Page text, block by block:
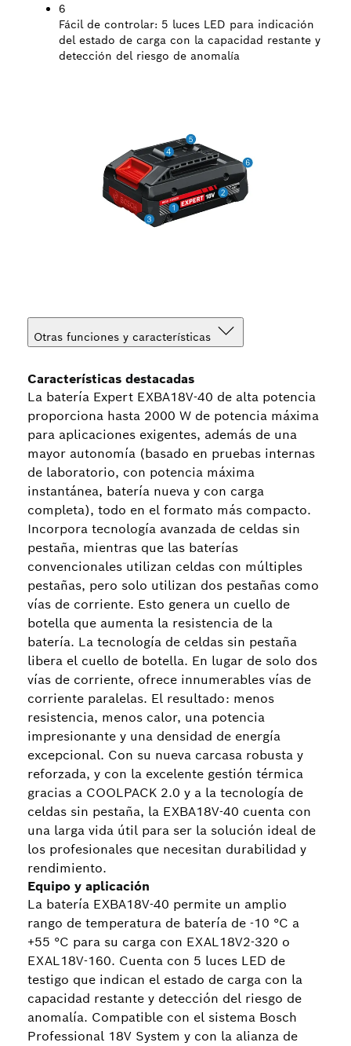
6
Fácil de controlar: 5 luces LED para indicación
del estado de carga con la capacidad restante y
detección del riesgo de anomalía
Otras funciones y características
Características destacadas
La batería Expert EXBA18V-40 de alta potencia
proporciona hasta 2000 W de potencia máxima
para aplicaciones exigentes, además de una
mayor autonomía (basado en pruebas internas
de laboratorio, con potencia máxima
instantánea, batería nueva y con carga
completa), todo en el formato más compacto.
Incorpora tecnología avanzada de celdas sin
pestaña, mientras que las baterías
convencionales utilizan celdas con múltiples
pestañas, pero solo utilizan dos pestañas como
vías de corriente. Esto genera un cuello de
botella que aumenta la resistencia de la
batería. La tecnología de celdas sin pestaña
libera el cuello de botella. En lugar de solo dos
vías de corriente, ofrece innumerables vías de
corriente paralelas. El resultado: menos
resistencia, menos calor, una potencia
impresionante y una densidad de energía
excepcional. Con su nueva carcasa robusta y
reforzada, y con la excelente gestión térmica
gracias a COOLPACK 2.0 y a la tecnología de
celdas sin pestaña, la EXBA18V-40 cuenta con
una larga vida útil para ser la solución ideal de
los profesionales que necesitan durabilidad y
rendimiento.
Equipo y aplicación
La batería EXBA18V-40 permite un amplio
rango de temperatura de batería de -10 °C a
+55 °C para su carga con EXAL18V2-320 o
EXAL18V-160. Cuenta con 5 luces LED de
testigo que indican el estado de carga con la
capacidad restante y detección del riesgo de
anomalía. Compatible con el sistema Bosch
Professional 18V System y con la alianza de